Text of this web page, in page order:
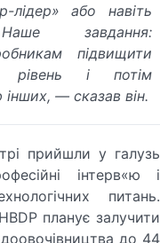
або навіть
завдання:
підвищити
рівень і потім
інших, — сказав він.
прийшли у галузь
інтерв«ю і
питань.
планує залучити
до 44